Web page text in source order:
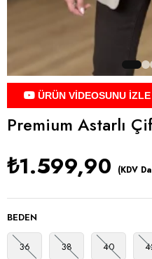
ÜRÜN VİDEOSUNU İZLE
Premium Astarlı
₺1.599,90 (KDV
BEDEN
36 38 40